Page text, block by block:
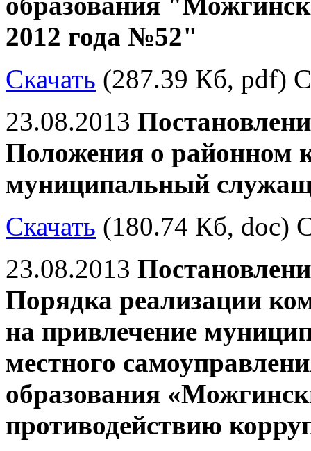
2012 года №52"
Скачать (287.39 Кб, pdf)
23.08.2013
Положения о районном
муниципальный
Скачать (180.74 Кб, doc)
23.08.2013
Порядка реализации
на привлечение
местного
образования
противодействию